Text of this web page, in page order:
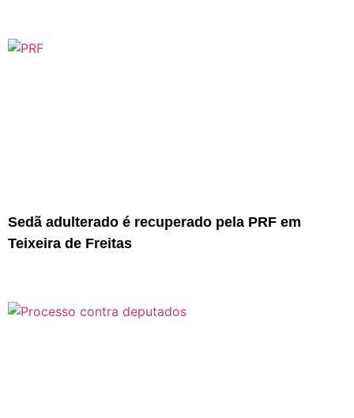
Sedã adulterado é recuperado pela PRF em
Teixeira de Freitas